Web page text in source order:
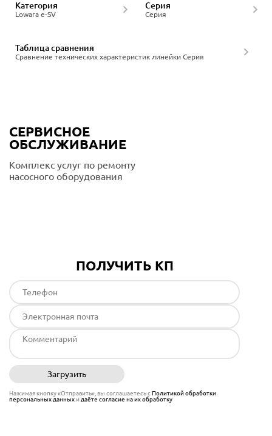
Lowara e-SV
Категория
Серия
Серия
Сравнение технических характеристик линейки Серия
Таблица сравнения
СЕРВИСНОЕ
ОБСЛУЖИВАНИЕ
Комплекс услуг по ремонту
насосного оборудования
ПОЛУЧИТЬ КП
Загрузить
Нажимая кнопку «Отправить», вы соглашаетесь сПолитикой обработки
персональных данныхи даёте согласие на их обработку